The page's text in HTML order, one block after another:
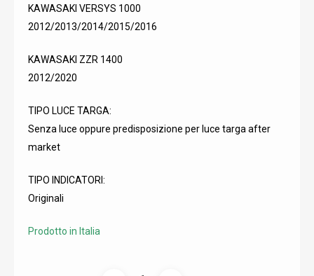
KAWASAKI VERSYS 1000
2012/2013/2014/2015/2016
KAWASAKI ZZR 1400
2012/2020
TIPO LUCE TARGA:
Senza luce oppure predisposizione per luce targa after
market
TIPO INDICATORI:
Originali
Prodotto in Italia